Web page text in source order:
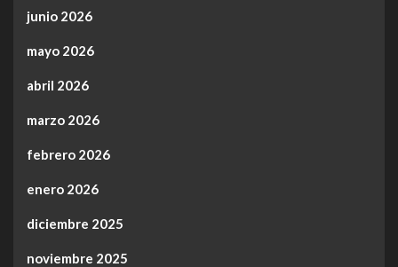
junio 2026
mayo 2026
abril 2026
marzo 2026
febrero 2026
enero 2026
diciembre 2025
noviembre 2025